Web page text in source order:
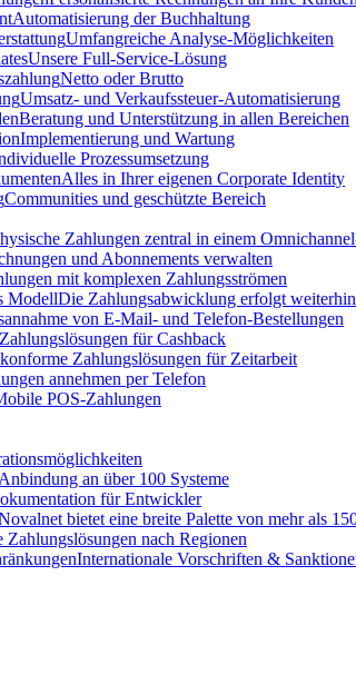
Automatisierung der Buchhaltung
Umfangreiche Analyse-Möglichkeiten
Unsere Full-Service-Lösung
Netto oder Brutto
Umsatz- und Verkaufssteuer-Automatisierung
Beratung und Unterstützung in allen Bereichen
Implementierung und Wartung
Prozessumsetzung
Alles in Ihrer eigenen Corporate Identity
Communities und geschützte Bereich
Zahlungen zentral in einem
und Abonnements verwalten
mit komplexen Zahlungsströmen
ModellDie Zahlungsabwicklung erfolgt
von E-Mail- und Telefon-Bestellungen
für Cashback
Zahlungslösungen für Zeitarbeit
annehmen per Telefon
POS-Zahlungen
an über 100 Systeme
für Entwickler
bietet eine breite Palette von mehr als
Zahlungslösungen nach Regionen
Internationale Vorschriften &